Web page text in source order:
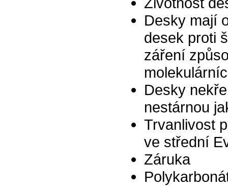
Desky mají
desek proti
záření
Desky
nestárnou
Trvanlivost
ve střední
Záruka